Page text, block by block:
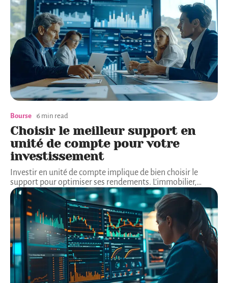
Bourse 6 min read
Choisir le meilleur support en
unité de compte pour votre
investissement
Investir en unité de compte implique de bien choisir le
support pour optimiser ses rendements. L'immobilier,…